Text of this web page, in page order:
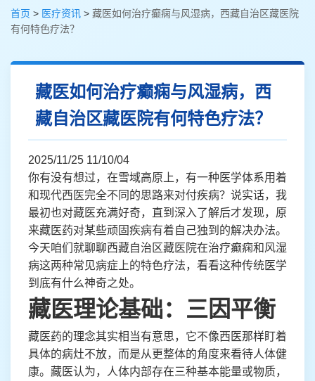
首页 > 医疗资讯 > 藏医如何治疗癫痫与风湿病，西藏自治区藏医院
有何特色疗法？
藏医如何治疗癫痫与风湿病，西
藏自治区藏医院有何特色疗法？
2025/11/25 11/10/04
你有没有想过，在雪域高原上，有一种医学体系用着
和现代西医完全不同的思路来对付疾病？说实话，我
最初也对藏医充满好奇，直到深入了解后才发现，原
来藏医药对某些顽固疾病有着自己独到的解决办法。
今天咱们就聊聊西藏自治区藏医院在治疗癫痫和风湿
病这两种常见病症上的特色疗法，看看这种传统医学
到底有什么神奇之处。
藏医理论基础：三因平衡
藏医药的理念其实相当有意思，它不像西医那样盯着
具体的病灶不放，而是从更整体的角度来看待人体健
康。藏医认为，人体内部存在三种基本能量或物质，